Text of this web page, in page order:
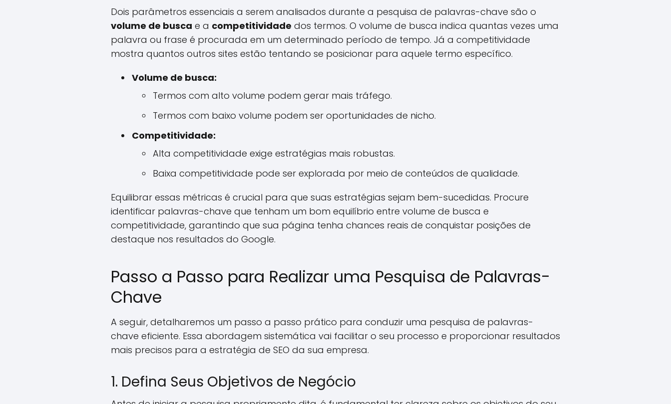
Dois parâmetros essenciais a serem analisados durante a pesquisa de palavras-chave são o
volume de busca e a competitividade dos termos. O volume de busca indica quantas vezes uma
palavra ou frase é procurada em um determinado período de tempo. Já a competitividade
mostra quantos outros sites estão tentando se posicionar para aquele termo específico.
Volume de busca:
Termos com alto volume podem gerar mais tráfego.
Termos com baixo volume podem ser oportunidades de nicho.
Competitividade:
Alta competitividade exige estratégias mais robustas.
Baixa competitividade pode ser explorada por meio de conteúdos de qualidade.
Equilibrar essas métricas é crucial para que suas estratégias sejam bem-sucedidas. Procure
identificar palavras-chave que tenham um bom equilíbrio entre volume de busca e
competitividade, garantindo que sua página tenha chances reais de conquistar posições de
destaque nos resultados do Google.
Passo a Passo para Realizar uma Pesquisa de Palavras-
Chave
A seguir, detalharemos um passo a passo prático para conduzir uma pesquisa de palavras-
chave eficiente. Essa abordagem sistemática vai facilitar o seu processo e proporcionar resultados
mais precisos para a estratégia de SEO da sua empresa.
1. Defina Seus Objetivos de Negócio